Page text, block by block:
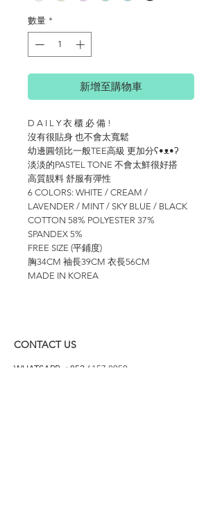
數量 *
新增至購物車
D A I L Y 衣 櫃 必 備 !
沒有很貼身 也不會太寬鬆
幼邊圓領比一般TEE高級 更加分ʕ•ᴥ•ʔ
淡淡的PASTEL TONE 不會太鮮很好搭
高質靚料 舒服有彈性
6 COLORS: WHITE / CREAM /
LAVENDER / MINT / SKY BLUE / BLACK
COTTON 58% POLYESTER 37%
SPANDEX 5%
FREE SIZE (平鋪度)
胸34CM 袖長39CM 衣長56CM
MADE IN KOREA
CONTACT US
WHATSAPP: +852 6157 8050